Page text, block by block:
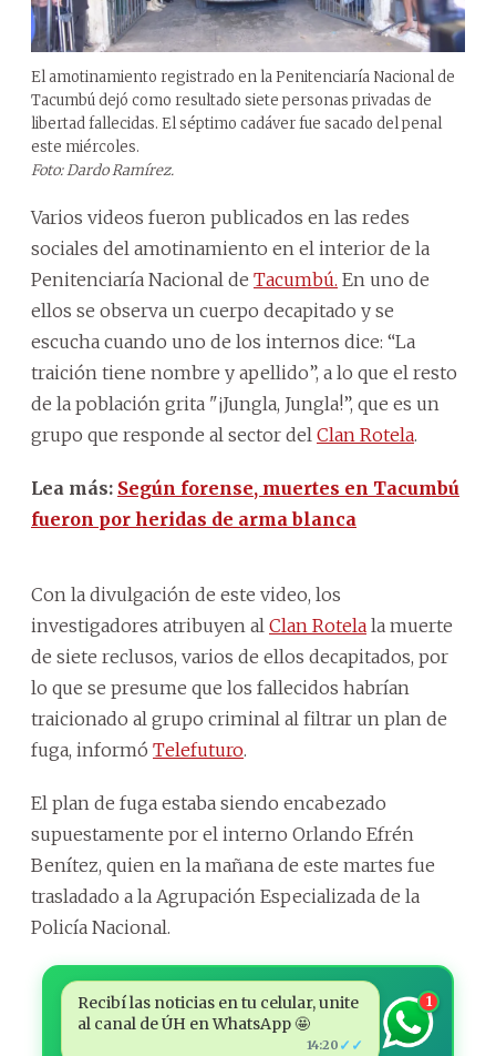
El amotinamiento registrado en la Penitenciaría Nacional de
Tacumbú dejó como resultado siete personas privadas de
libertad fallecidas. El séptimo cadáver fue sacado del penal
este miércoles.
Foto: Dardo Ramírez.
Varios videos fueron publicados en las redes
sociales del amotinamiento en el interior de la
Penitenciaría Nacional de Tacumbú. En uno de
ellos se observa un cuerpo decapitado y se
escucha cuando uno de los internos dice: “La
traición tiene nombre y apellido”, a lo que el resto
de la población grita "¡Jungla, Jungla!”, que es un
grupo que responde al sector del Clan Rotela.
Lea más: Según forense, muertes en Tacumbú
fueron por heridas de arma blanca
Con la divulgación de este video, los
investigadores atribuyen al Clan Rotela la muerte
de siete reclusos, varios de ellos decapitados, por
lo que se presume que los fallecidos habrían
traicionado al grupo criminal al filtrar un plan de
fuga, informó Telefuturo.
El plan de fuga estaba siendo encabezado
supuestamente por el interno Orlando Efrén
Benítez, quien en la mañana de este martes fue
trasladado a la Agrupación Especializada de la
Policía Nacional.
Recibí las noticias en tu celular, unite
al canal de ÚH en WhatsApp 🤩
14:20 ✓✓
1